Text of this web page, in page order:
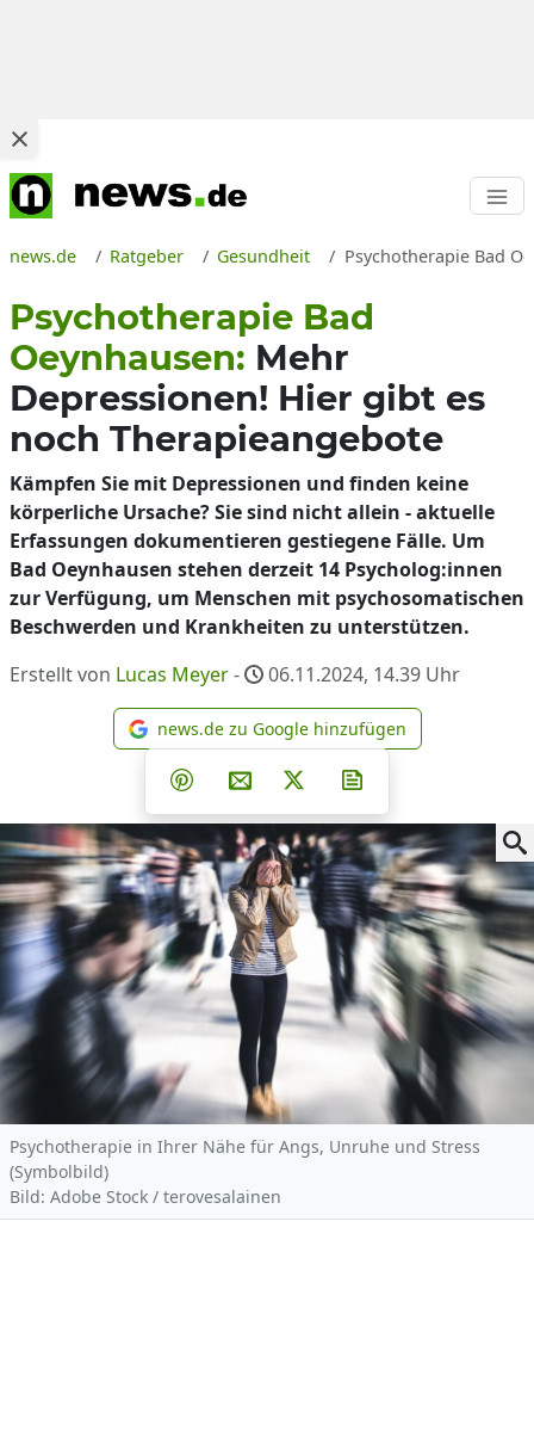
news.de Ratgeber Gesundheit Psychotherapie Bad
Psychotherapie Bad
Oeynhausen: Mehr
Depressionen! Hier gibt es
noch Therapieangebote
Kämpfen Sie mit Depressionen und finden keine
körperliche Ursache? Sie sind nicht allein - aktuelle
Erfassungen dokumentieren gestiegene Fälle. Um
Bad Oeynhausen stehen derzeit 14 Psycholog:innen
zur Verfügung, um Menschen mit psychosomatischen
Beschwerden und Krankheiten zu unterstützen.
Erstellt von Lucas Meyer- 06.11.2024, 14.39 Uhr
news.de zu Google
news.de zu Google hinzufügen
Teilen auf Facebook
Teilen auf Whatsapp
Teilen auf Telegram
Teilen auf Pinterest
Per E-Mail teilen
Post auf X
Psychotherapie in Ihrer Nähe für Angs, Unruhe und Stress
(Symbolbild)
Bild: Adobe Stock / terovesalainen